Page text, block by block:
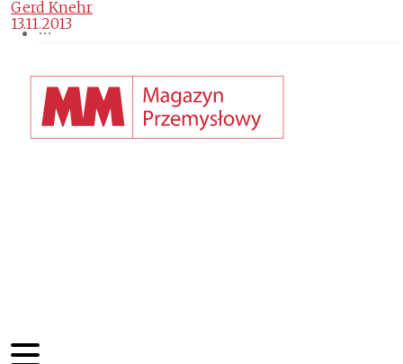
Gerd Knehr
13.11.2013